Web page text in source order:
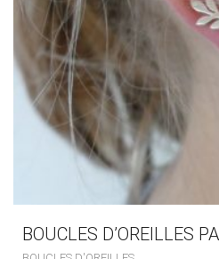
BOUCLES D’OREILLES